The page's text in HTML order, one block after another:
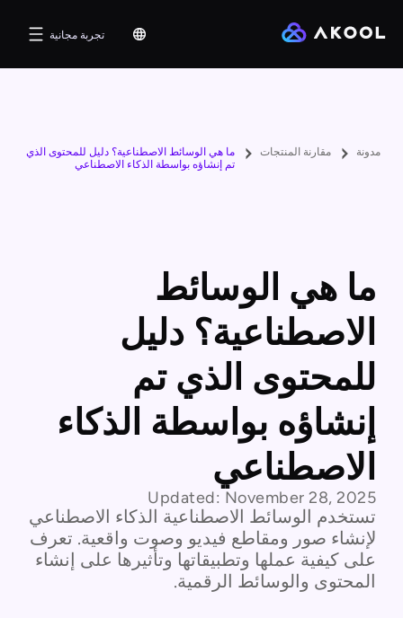
تجربة مجانية
مدونة مقارنة المنتجات
ما هي الوسائط الاصطناعية؟ دليل للمحتوى الذي
تم إنشاؤه بواسطة الذكاء الاصطناعي
ما هي الوسائط
الاصطناعية؟ دليل
للمحتوى الذي تم
إنشاؤه بواسطة الذكاء
الاصطناعي
Updated: November 28, 2025
تستخدم الوسائط الاصطناعية الذكاء الاصطناعي
لإنشاء صور ومقاطع فيديو وصوت واقعية. تعرف
على كيفية عملها وتطبيقاتها وتأثيرها على إنشاء
المحتوى والوسائط الرقمية.